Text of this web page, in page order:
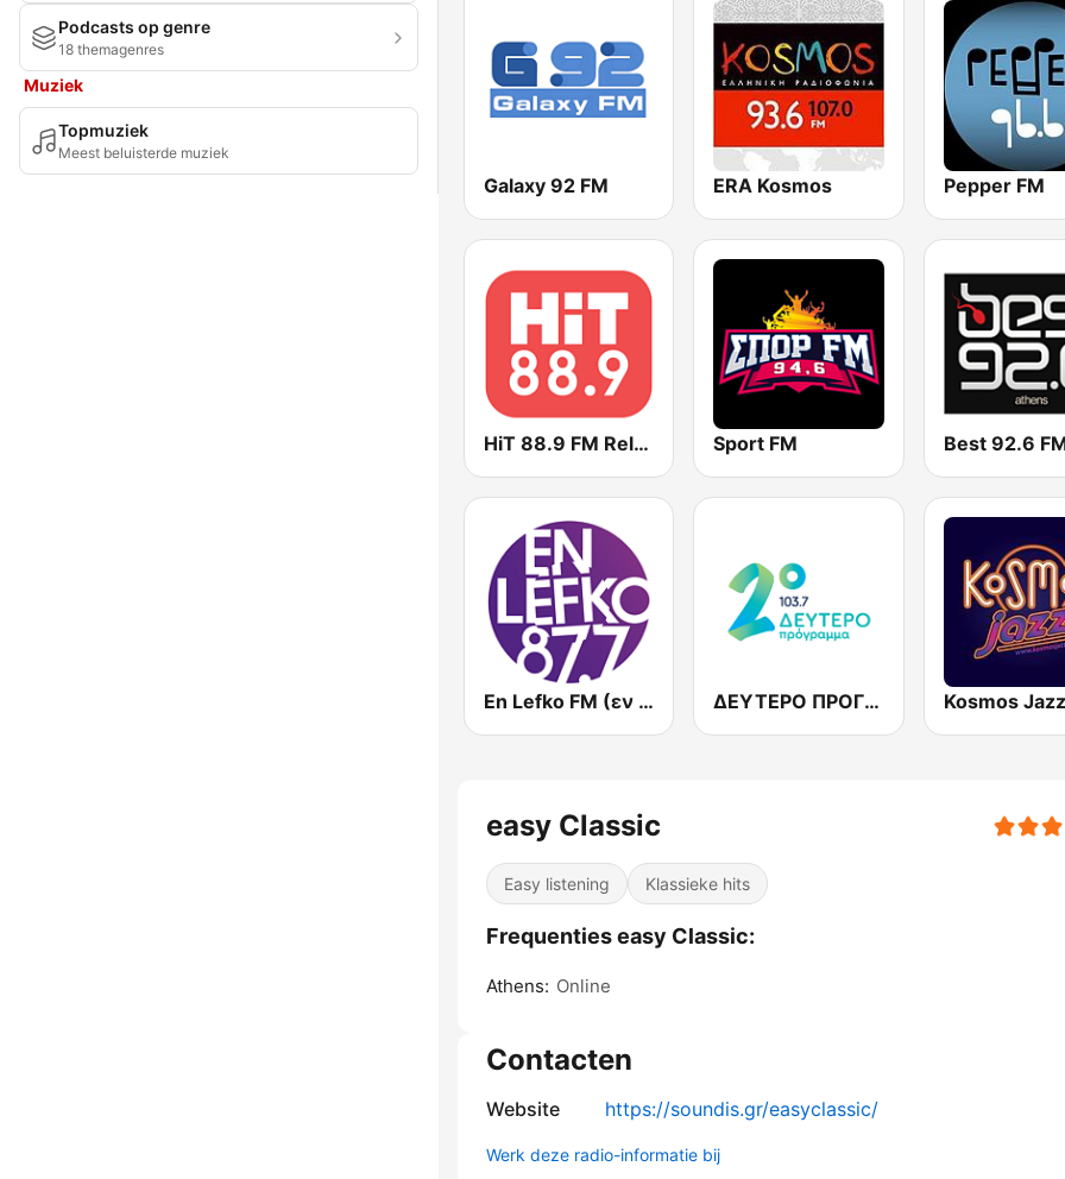
Podcasts op genre
18 themagenres
Muziek
Topmuziek
Meest beluisterde muziek
Galaxy 92 FM ERA Kosmos Pepper FM
HiT 88.9 FM Relax Sport FM Best 92.6
En Lefko FM (εν λευκω) ΔΕΥΤΕΡΟ ΠΡΟΓΡΑΜΜΑ (Deftero FM 103.7)
easy Classic
Easy listening Klassieke hits
Frequenties easy Classic:
Athens: Online
Contacten
Website https://soundis.gr/easyclassic/
Werk deze radio-informatie bij